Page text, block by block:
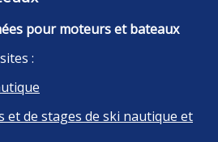
pour moteurs et bateaux
:
et de stages de ski nautique et